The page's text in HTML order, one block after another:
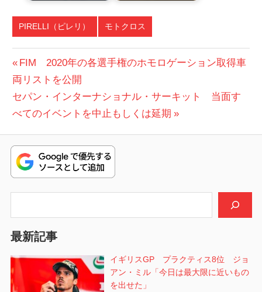
PIRELLI（ピレリ） モトクロス
投
稿
ナ
ビ
ゲ
ー
ン
前
の
投
稿:
FIM 2020年の各選手権のホモロゲーション取得車
両リストを公開
次
の
稿:
セパン・インターナショナル・サーキット 当面す
べてのイベントを中止もしくは延期
最新記事
イギリスGP プラクティス8位 ジョ
アン・ミル「今日は最大限に近いもの
を出せた」